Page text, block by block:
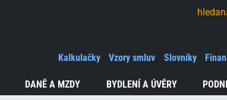
DANĚ A MZDY BYDLENÍ A ÚVĚRY
Kalkulačky Vzory smluv Slovníky